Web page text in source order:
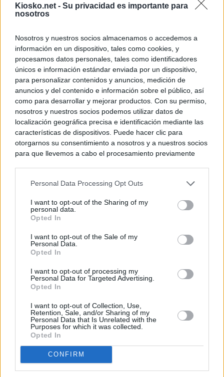
Kiosko.net - Su privacidad es importante para
nosotros
Nosotros y nuestros socios almacenamos o accedemos a
información en un dispositivo, tales como cookies, y
procesamos datos personales, tales como identificadores
únicos e información estándar enviada por un dispositivo,
para personalizar contenidos y anuncios, medición de
anuncios y del contenido e información sobre el público, así
como para desarrollar y mejorar productos. Con su permiso,
nosotros y nuestros socios podemos utilizar datos de
localización geográfica precisa e identificación mediante las
características de dispositivos. Puede hacer clic para
otorgarnos su consentimiento a nosotros y a nuestros socios
para que llevemos a cabo el procesamiento previamente
negar su consentimiento. Tenga en cuenta que algún
de su consentimiento, pero usted tiene el derecho de
rechazar tal procesamiento. Sus preferencias se aplicarán
cualquier momento entrando de nuevo en este sitio web o
visitando nuestra política de privacidad.
Personal Data Processing Opt Outs
I want to opt-out of the Sharing of my
personal data.
Opted In
I want to opt-out of the Sale of my
Personal Data.
Opted In
I want to opt-out of processing my
Personal Data for Targeted Advertising.
Opted In
I want to opt-out of Collection, Use,
Retention, Sale, and/or Sharing of my
Personal Data that Is Unrelated with the
Purposes for which it was collected.
Opted In
CONFIRM